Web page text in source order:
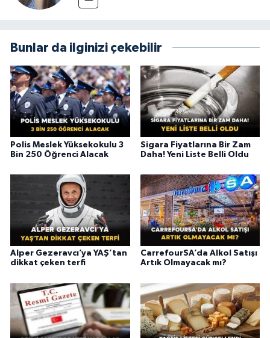
Bunlar da ilginizi çekebilir
Polis Meslek Yüksekokulu 3
Bin 250 Öğrenci Alacak
Sigara Fiyatlarına Bir Zam
Daha! Yeni Liste Belli Oldu
Alper Gezeravcı’ya YAŞ’tan
dikkat çeken terfi
CarrefourSA’da Alkol Satışı
Artık Olmayacak mı?